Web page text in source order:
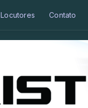
Locutores Contato